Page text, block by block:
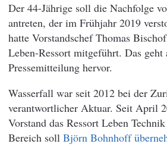
Der 44-Jährige soll die Nachfolge
antreten, der im Frühjahr 2019
hatte Vorstandschef Thomas
Leben-Ressort mitgeführt. Das geht
Pressemitteilung hervor.
Wasserfall war seit 2012 bei der
verantwortlicher Aktuar. Seit April
Vorstand das Ressort Leben
Bereich soll Björn Bohnhoff